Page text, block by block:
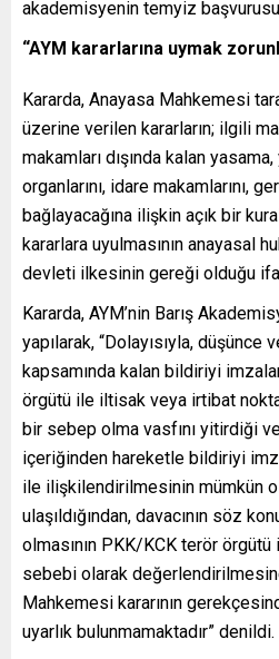
akademisyenin temyiz
“AYM kararlarına uymak
Kararda, Anayasa Mahkemesi
üzerine verilen kararların; ilgili
makamları dışında kalan
organlarını, idare makamlarını,
bağlayacağına ilişkin açık bir
kararlara uyulmasının anayasal
devleti ilkesinin gereği olduğu
Kararda, AYM’nin Barış
yapılarak, “Dolayısıyla,
kapsamında kalan bildiriyi
örgütü ile iltisak veya irtibat
bir sebep olma vasfını yitirdiği
içeriğinden hareketle bildiriyi
ile ilişkilendirilmesinin mümkün
ulaşıldığından, davacının söz
olmasının PKK/KCK terör
sebebi olarak
Mahkemesi kararının
uyarlık bulunmamaktadır” denildi.